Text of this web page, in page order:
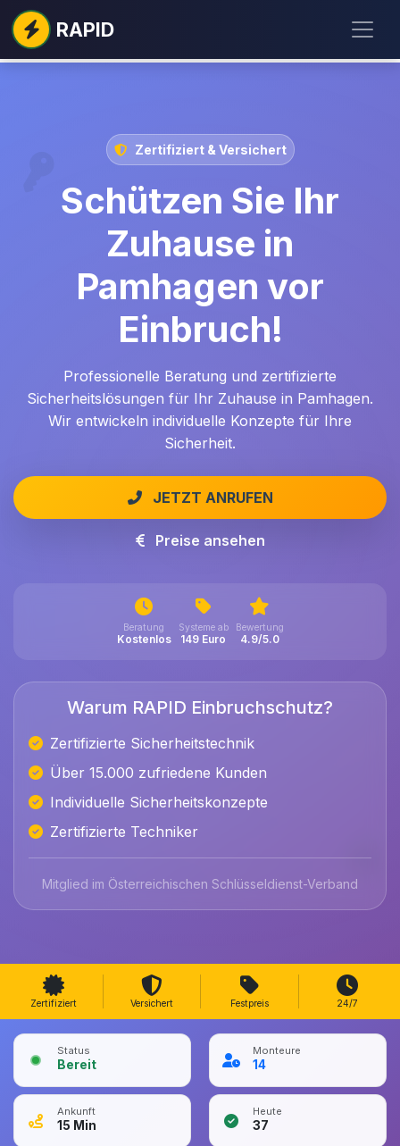
RAPID
Zertifiziert & Versichert
Schützen Sie Ihr
Zuhause in
Pamhagen vor
Einbruch!
Professionelle Beratung und zertifizierte
Sicherheitslösungen für Ihr Zuhause in Pamhagen.
Wir entwickeln individuelle Konzepte für Ihre
Sicherheit.
JETZT ANRUFEN
Preise ansehen
Beratung
Kostenlos
Systeme ab
149 Euro
Bewertung
4.9/5.0
Warum RAPID Einbruchschutz?
Zertifizierte Sicherheitstechnik
Über 15.000 zufriedene Kunden
Individuelle Sicherheitskonzepte
Zertifizierte Techniker
Mitglied im Österreichischen Schlüsseldienst-Verband
Zertifiziert Versichert Festpreis 24/7
Status
Bereit
Monteure
14
Ankunft
15 Min
Heute
37